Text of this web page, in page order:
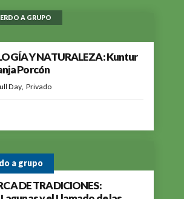
A GRUPO
Y NATURALEZA: Kuntur
Porcón
Day Privado
a grupo
DE TRADICIONES: